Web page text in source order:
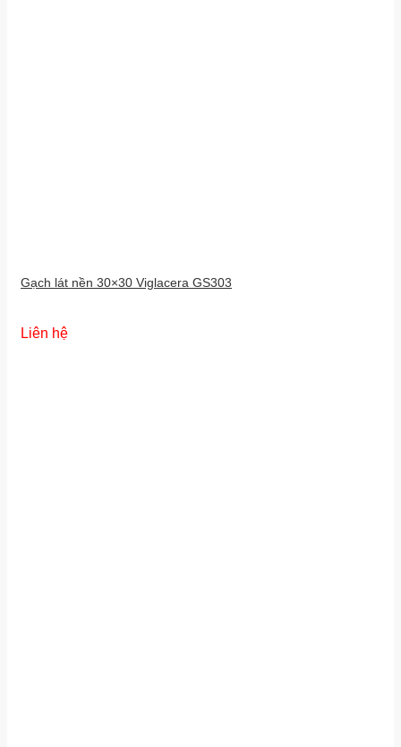
Gạch lát nền 30×30 Viglacera GS303
Liên hệ